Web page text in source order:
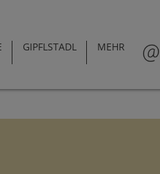
GIPFLSTADL MEHR